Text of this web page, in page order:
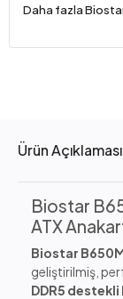
Daha fazla
Ürün Açıklaması
Biostar
ATX
Biostar
geliştirilmiş,
DDR5 destekli